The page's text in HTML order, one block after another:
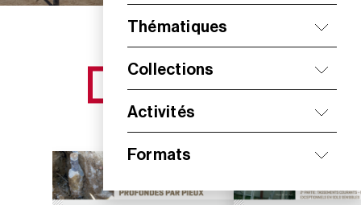
Thématiques
Collections
Activités
Formats
NOS NOUVEAUTÉS